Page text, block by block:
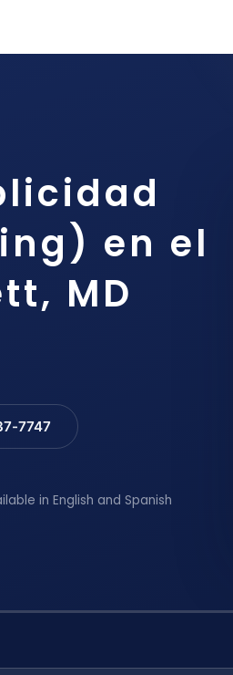
en el
MD
7747
in English and Spanish